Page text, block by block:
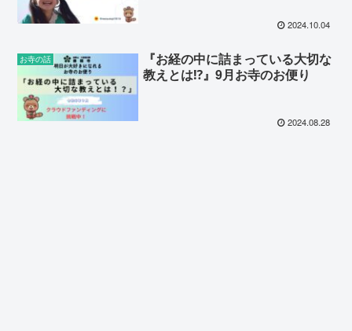
2024.10.04
お寺の話
『お経の中に詰まっている大切な
教えとは⁉』9月お寺のお便り
2024.08.28